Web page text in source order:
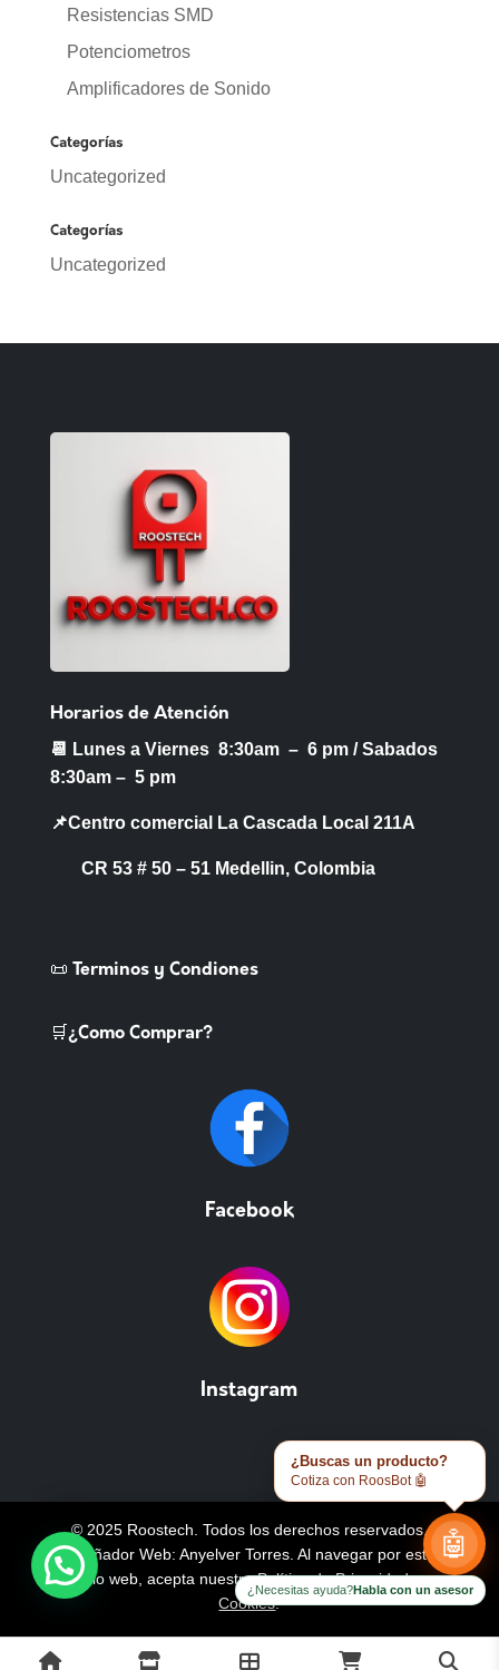
Resistencias SMD
Potenciometros
Amplificadores de Sonido
Categorías
Uncategorized
Categorías
Uncategorized
Horarios de Atención
📆 Lunes a Viernes 8:30am – 6 pm /Sabados
8:30am – 5 pm
📌Centro comercial La Cascada Local 211A
CR 53 # 50 – 51 Medellin, Colombia
📜 Terminos y Condiones
🛒¿Como Comprar?
Facebook
Instagram
© 2025 Roostech. Todos los derechos reservados.
Diseñador Web: Anyelver Torres . Al navegar por este
sitio web, acepta nuestraPolítica de Privacidad y
Cookies.
¿Buscas un producto?
Cotiza con RoosBot 🤖
🤖
¿Necesitas ayuda?Habla con un asesor